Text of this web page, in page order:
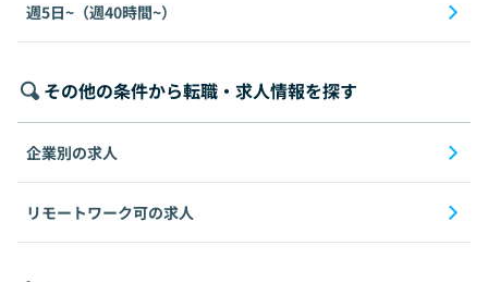
週5日~（週40時間~）
その他の条件から転職・求人情報を探す
企業別の求人
リモートワーク可の求人